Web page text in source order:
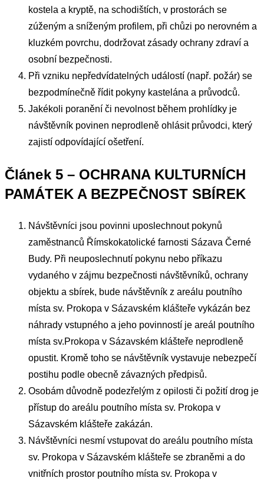
kostela a kryptě, na schodištích, v prostorách se
zúženým a sníženým profilem, při chůzi po nerovném a
kluzkém povrchu, dodržovat zásady ochrany zdraví a
osobní bezpečnosti.
Při vzniku nepředvídatelných událostí (např. požár) se
bezpodmínečně řídit pokyny kastelána a průvodců.
Jakékoli poranění či nevolnost během prohlídky je
návštěvník povinen neprodleně ohlásit průvodci, který
zajistí odpovídající ošetření.
Článek 5 – OCHRANA KULTURNÍCH
PAMÁTEK A BEZPEČNOST SBÍREK
Návštěvníci jsou povinni uposlechnout pokynů
zaměstnanců Římskokatolické farnosti Sázava Černé
Budy. Při neuposlechnutí pokynu nebo příkazu
vydaného v zájmu bezpečnosti návštěvníků, ochrany
objektu a sbírek, bude návštěvník z areálu poutního
místa sv. Prokopa v Sázavském klášteře vykázán bez
náhrady vstupného a jeho povinností je areál poutního
místa sv.Prokopa v Sázavském klášteře neprodleně
opustit. Kromě toho se návštěvník vystavuje nebezpečí
postihu podle obecně závazných předpisů.
Osobám důvodně podezřelým z opilosti či požití drog je
přístup do areálu poutního místa sv. Prokopa v
Sázavském klášteře zakázán.
Návštěvníci nesmí vstupovat do areálu poutního místa
sv. Prokopa v Sázavském klášteře se zbraněmi a do
vnitřních prostor poutního místa sv. Prokopa v